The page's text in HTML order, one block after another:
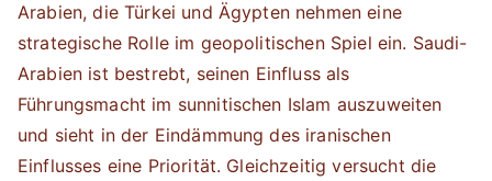
Arabien, die Türkei und Ägypten nehmen eine
strategische Rolle im geopolitischen Spiel ein. Saudi-
Arabien ist bestrebt, seinen Einfluss als
Führungsmacht im sunnitischen Islam auszuweiten
und sieht in der Eindämmung des iranischen
Einflusses eine Priorität. Gleichzeitig versucht die